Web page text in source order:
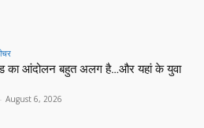
का आंदोलन बहुत अलग है…और यहां के युवा
- August 6, 2026